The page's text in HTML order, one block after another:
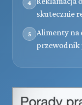
4
skutecznie
5
Alimenty na
przewodnik